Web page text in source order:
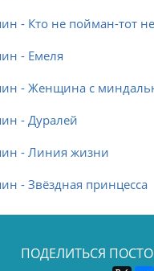
- Кто не пойман-тот
- Емеля
- Женщина с
- Дуралей
- Линия жизни
- Звёздная принцесса
ПОДЕЛИТЬСЯ